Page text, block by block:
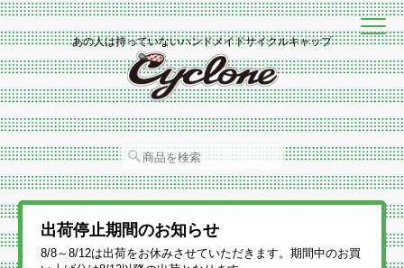
あの人は持っていないハンドメイドサイクルキャップ
出荷停止期間のお知らせ
8/8～8/12は出荷をお休みさせていただきます。期間中のお買